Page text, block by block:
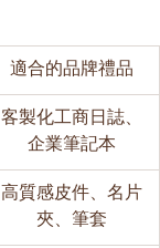
適合的品牌禮品
客製化工商日誌、
企業筆記本
高質感皮件、名片
夾、筆套